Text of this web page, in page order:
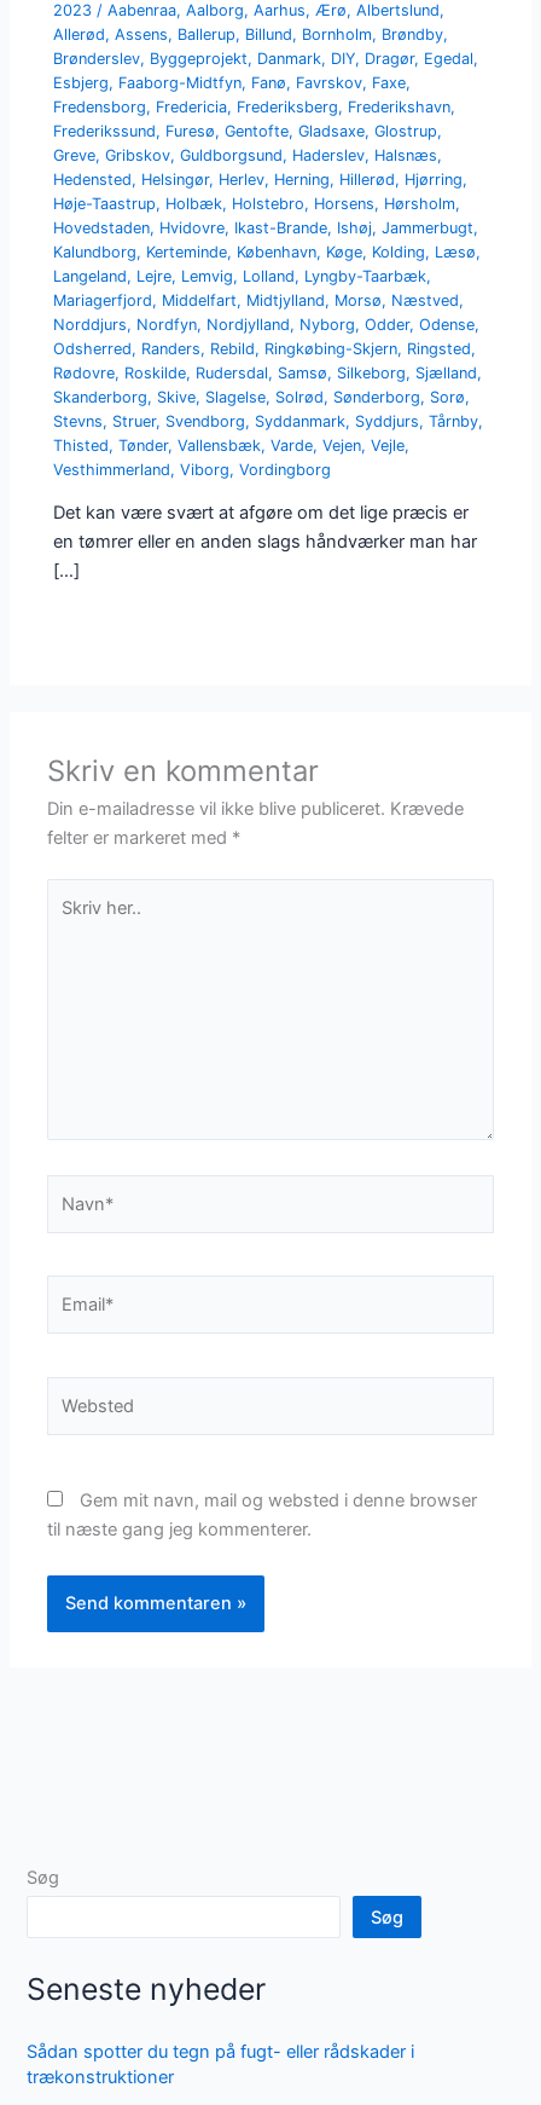
2023 /Aabenraa,Aalborg,Aarhus, Ærø,Albertslund,
Allerød,Assens, Ballerup, Billund, Bornholm, Brøndby,
Brønderslev, Byggeprojekt, Danmark, DIY, Dragør, Egedal,
Esbjerg, Faaborg-Midtfyn, Fanø, Favrskov, Faxe,
Fredensborg, Fredericia, Frederiksberg, Frederikshavn,
Frederikssund, Furesø,Gentofte,Gladsaxe,Glostrup,
Greve,Gribskov,Guldborgsund, Haderslev, Halsnæs,
Hedensted, Helsingør, Herlev, Herning, Hillerød, Hjørring,
Høje-Taastrup, Holbæk, Holstebro, Horsens, Hørsholm,
Hovedstaden, Hvidovre, Ikast-Brande, Ishøj,Jammerbugt,
Kalundborg, Kerteminde, København, Køge, Kolding, Læsø,
Langeland, Lejre, Lemvig, Lolland, Lyngby-Taarbæk,
Mariagerfjord, Middelfart, Midtjylland, Morsø, Næstved,
Norddjurs, Nordfyn, Nordjylland, Nyborg,Odder,Odense,
Odsherred, Randers, Rebild, Ringkøbing-Skjern, Ringsted,
Rødovre, Roskilde, Rudersdal, Samsø, Silkeborg, Sjælland,
Skanderborg, Skive, Slagelse, Solrød, Sønderborg, Sorø,
Stevns, Struer, Svendborg, Syddanmark, Syddjurs,Tårnby,
Thisted,Tønder,Vallensbæk,Varde,Vejen,Vejle,
Vesthimmerland,Viborg,Vordingborg
Det kan være svært at afgøre om det lige præcis er
en tømrer eller en anden slags håndværker man har
[…]
Skriv en kommentar
Din e-mailadresse vil ikke blive publiceret. Krævede
felter er markeret med *
her..
Gem mit navn, mail og websted i denne browser
til næste gang jeg kommenterer.
Søg
Søg
Seneste nyheder
Sådan spotter du tegn på fugt- eller rådskader i
trækonstruktioner